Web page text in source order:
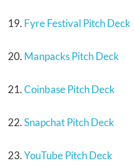
Fyre Festival Pitch Deck
Manpacks Pitch Deck
Coinbase Pitch Deck
Snapchat Pitch Deck
YouTube Pitch Deck